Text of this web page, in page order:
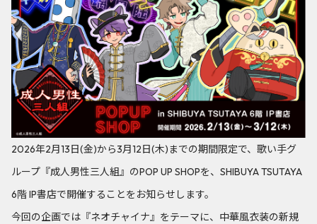
2026年2月13日(金)から3月12日(木)までの期間限定で、歌い手グ
ループ『成人男性三人組』のPOP UP SHOPを、SHIBUYA TSUTAYA
6階 IP書店で開催することをお知らせします。
今回の企画では『ネオチャイナ』をテーマに、中華風衣装の新規